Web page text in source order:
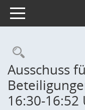
Toggle navigation
Ausschuss
16:30-16:52